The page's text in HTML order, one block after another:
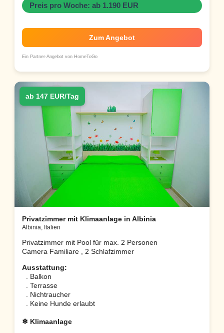
Preis pro Woche: ab 1.190 EUR
Zum Angebot
Ein Partner-Angebot von HomeToGo
ab 147 EUR/Tag
Privatzimmer mit Klimaanlage in Albinia
Albinia, Italien
Privatzimmer mit Pool für max. 2 Personen
Camera Familiare , 2 Schlafzimmer
Ausstattung:
. Balkon
. Terrasse
. Nichtraucher
. Keine Hunde erlaubt
❄ Klimaanlage